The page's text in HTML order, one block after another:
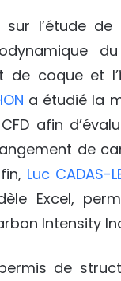
sur l’étude
de coque et
a étudié la
afin
de
Luc CADAS-
Excel,
Intensity
de